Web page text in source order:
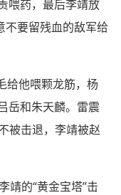
喂药，最后李靖放
不要留残血的敌军给
给他喂颗龙筋，杨
岳和朱天麟。雷震
被击退，李靖被赵
靖的“黄金宝塔”击